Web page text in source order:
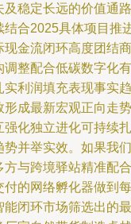
稳定长远的价值通路
合2025具体项目推
金流闭环高度团结商
整配合低碳数字化有
利润填充表现事实趋
成最新宏观正向走势
化独立进化可持续扎
并举实效。如果我们
与跨境驿站精准配合
的网络孵化器做到每
闭环市场筛选出的最